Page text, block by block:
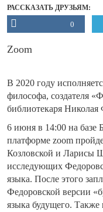
РАССКАЗАТЬ ДРУЗЬЯМ:
0
Zoom
В 2020 году
философа, создателя
библиотекаря Николая
6 июня в 14:00 на базе
платформе zoom
Козловской и Ларисы
исследующих
языка. После этого
Федоровской версии
языка будущего.